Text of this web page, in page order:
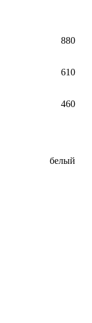
880
610
460
белый